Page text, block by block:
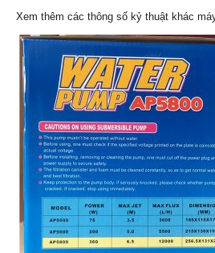
Xem thêm các thông số kỷ thuật khác